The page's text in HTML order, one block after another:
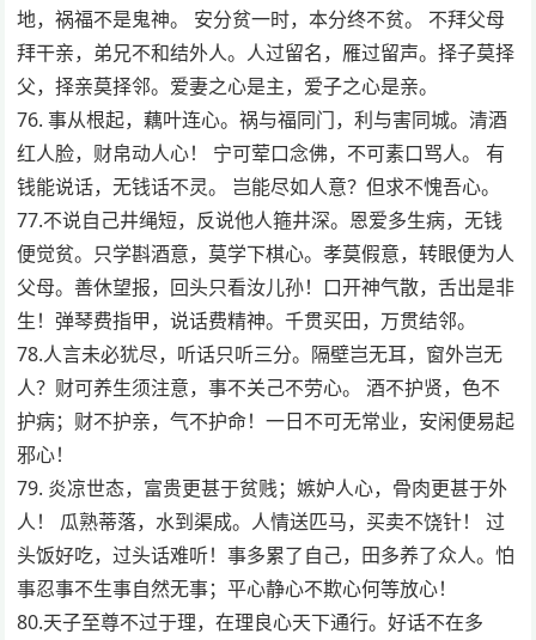
地，祸福不是鬼神。 安分贫一时，本分终不贫。 不拜父母
拜干亲，弟兄不和结外人。人过留名，雁过留声。择子莫择
父，择亲莫择邻。爱妻之心是主，爱子之心是亲。
76. 事从根起，藕叶连心。祸与福同门，利与害同城。清酒
红人脸，财帛动人心！ 宁可荤口念佛，不可素口骂人。 有
钱能说话，无钱话不灵。 岂能尽如人意？但求不愧吾心。
77.不说自己井绳短，反说他人箍井深。恩爱多生病，无钱
便觉贫。只学斟酒意，莫学下棋心。孝莫假意，转眼便为人
父母。善休望报，回头只看汝儿孙！口开神气散，舌出是非
生！弹琴费指甲，说话费精神。千贯买田，万贯结邻。
78.人言未必犹尽，听话只听三分。隔壁岂无耳，窗外岂无
人？财可养生须注意，事不关己不劳心。 酒不护贤，色不
护病；财不护亲，气不护命！一日不可无常业，安闲便易起
邪心！
79. 炎凉世态，富贵更甚于贫贱；嫉妒人心，骨肉更甚于外
人！ 瓜熟蒂落，水到渠成。人情送匹马，买卖不饶针！ 过
头饭好吃，过头话难听！事多累了自己，田多养了众人。怕
事忍事不生事自然无事；平心静心不欺心何等放心！
80.天子至尊不过于理，在理良心天下通行。好话不在多